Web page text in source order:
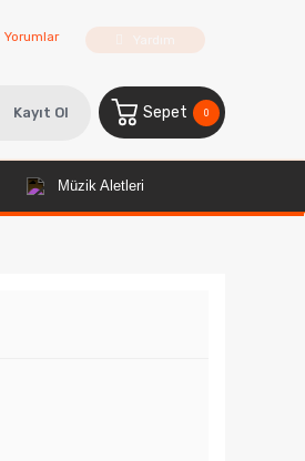
Yorumlar
Kayıt Ol Sepet 0
Müzik Aletleri